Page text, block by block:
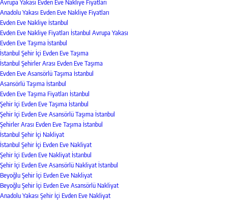
Avrupa Yakası Evden Eve Nakliye Fiyatları
Anadolu Yakası Evden Eve Nakliye Fiyatları
Evden Eve Nakliye İstanbul
Evden Eve Nakliye Fiyatları İstanbul Avrupa Yakası
Evden Eve Taşıma İstanbul
İstanbul Şehir İçi Evden Eve Taşıma
İstanbul Şehirler Arası Evden Eve Taşıma
Evden Eve Asansörlü Taşıma İstanbul
Asansörlü Taşıma İstanbul
Evden Eve Taşıma Fiyatları İstanbul
Şehir İçi Evden Eve Taşıma İstanbul
Şehir İçi Evden Eve Asansörlü Taşıma İstanbul
Şehirler Arası Evden Eve Taşıma İstanbul
İstanbul Şehir İçi Nakliyat
İstanbul Şehir İçi Evden Eve Nakliyat
Şehir İçi Evden Eve Nakliyat İstanbul
Şehir İçi Evden Eve Asansörlü Nakliyat İstanbul
Beyoğlu Şehir İçi Evden Eve Nakliyat
Beyoğlu Şehir İçi Evden Eve Asansörlü Nakliyat
Anadolu Yakası Şehir İçi Evden Eve Nakliyat